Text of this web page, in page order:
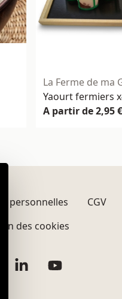
La Ferme de ma
Yaourt fermiers
A partir de 2,95 €
personnelles
CGV
des cookies
LinkedInYouTube